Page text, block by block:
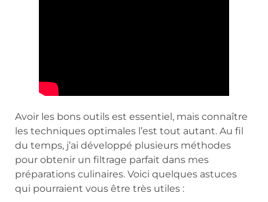
Avoir les bons outils est essentiel, mais connaître
les techniques optimales l’est tout autant. Au fil
du temps, j’ai développé plusieurs méthodes
pour obtenir un filtrage parfait dans mes
préparations culinaires. Voici quelques astuces
qui pourraient vous être très utiles :